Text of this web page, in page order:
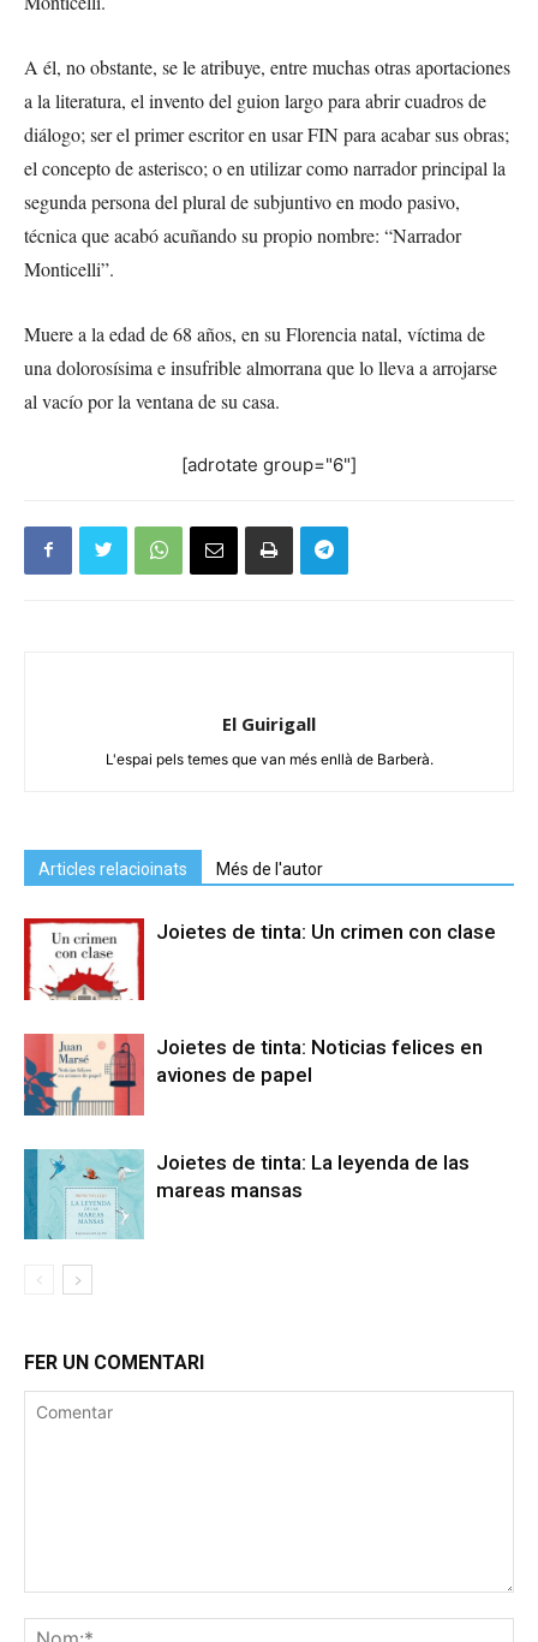
A él, no obstante, se le atribuye, entre muchas otras aportaciones
a la literatura, el invento del guion largo para abrir cuadros de
diálogo; ser el primer escritor en usar FIN para acabar sus obras;
el concepto de asterisco; o en utilizar como narrador principal la
segunda persona del plural de subjuntivo en modo pasivo,
técnica que acabó acuñando su propio nombre: “Narrador
Monticelli”.
Muere a la edad de 68 años, en su Florencia natal, víctima de
una dolorosísima e insufrible almorrana que lo lleva a arrojarse
al vacío por la ventana de su casa.
[adrotate group="6"]
El Guirigall
L'espai pels temes que van més enllà de Barberà.
Articles relacioinats Més de l'autor
Joietes de tinta: Un crimen con clase
Joietes de tinta: Noticias felices en
aviones de papel
Joietes de tinta: La leyenda de las
mareas mansas
FER UN COMENTARI